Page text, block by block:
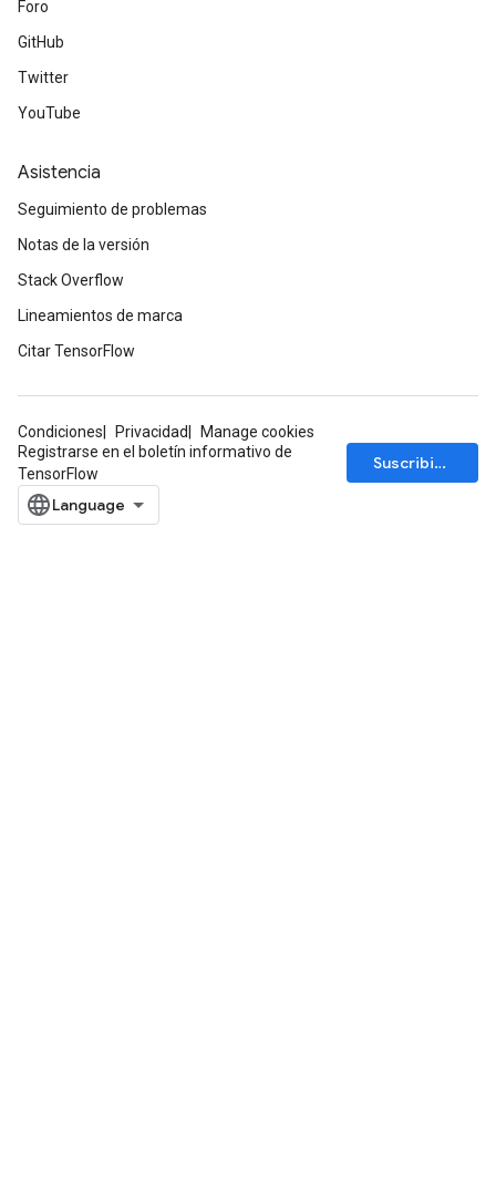
Foro
GitHub
Twitter
YouTube
Asistencia
Seguimiento de problemas
Notas de la versión
Stack Overflow
Lineamientos de marca
Citar TensorFlow
Condiciones Privacidad
Manage cookies
Registrarse en el boletín informativo de
TensorFlow
Suscribirse